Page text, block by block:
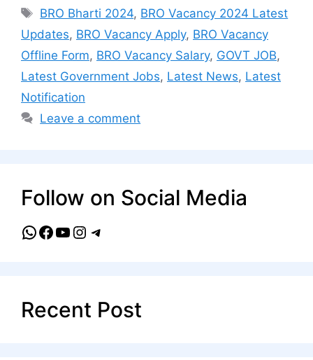
Tags
BRO Bharti 2024, BRO Vacancy 2024 Latest
Updates, BRO Vacancy Apply, BRO Vacancy
Offline Form, BRO Vacancy Salary, GOVT JOB,
Latest Government Jobs, Latest News, Latest
Notification
Leave a comment
Follow on Social Media
WhatsApp
Facebook
YouTube
Instagram
Telegram
Recent Post